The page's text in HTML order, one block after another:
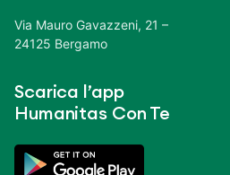
Via Mauro Gavazzeni, 21 –
24125 Bergamo
Scarica l’app
Humanitas Con Te